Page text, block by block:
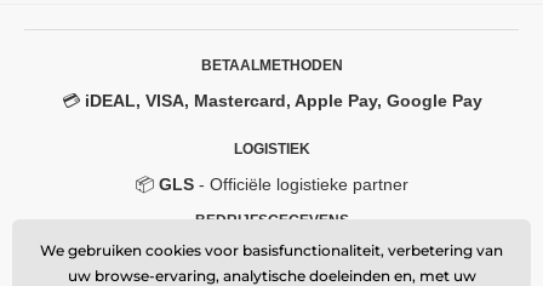
BETAALMETHODEN
💳 iDEAL, VISA, Mastercard, Apple Pay, Google Pay
LOGISTIEK
📦 GLS- Officiële logistieke partner
BEDRIJFSGEGEVENS
Momanio s.r.o.
Okružní 361/14, 747 18, Píšť, Czech Republic
We gebruiken cookies voor basisfunctionaliteit, verbetering van
uw browse-ervaring, analytische doeleinden en, met uw